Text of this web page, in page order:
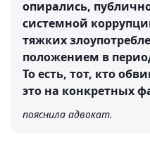
опирались,
системной
тяжких
положением в
То есть, тот, кто
это на конкретных
пояснила адвокат.